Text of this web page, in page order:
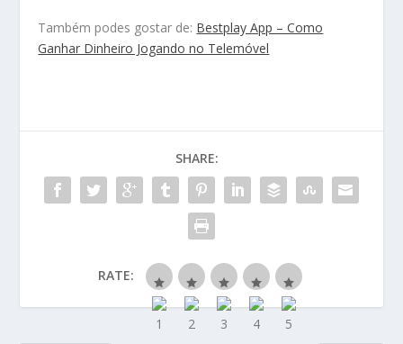
Também podes gostar de: Bestplay App – Como
Ganhar Dinheiro Jogando no Telemóvel
SHARE:
RATE: